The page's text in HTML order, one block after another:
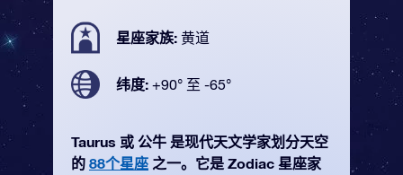
星座家族: 黄道
纬度: +90° 至 -65°
Taurus 或 公牛 是现代天文学家划分天空
的 88个星座 之一。它是 Zodiac 星座家